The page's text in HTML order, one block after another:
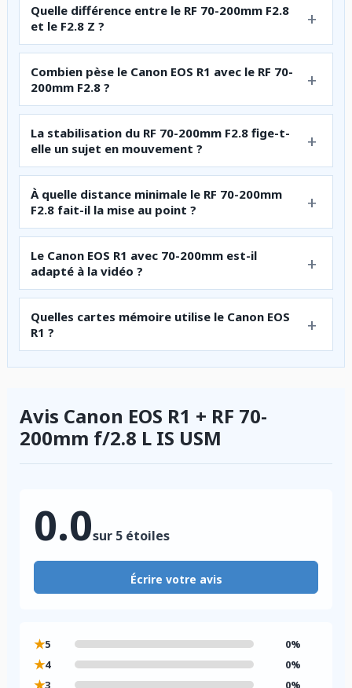
Quelle différence entre le RF 70-200mm F2.8
et le F2.8 Z ?
Combien pèse le Canon EOS R1 avec le RF 70-
200mm F2.8 ?
La stabilisation du RF 70-200mm F2.8 fige-t-
elle un sujet en mouvement ?
À quelle distance minimale le RF 70-200mm
F2.8 fait-il la mise au point ?
Le Canon EOS R1 avec 70-200mm est-il
adapté à la vidéo ?
Quelles cartes mémoire utilise le Canon EOS
R1 ?
Avis Canon EOS R1 + RF 70-
200mm f/2.8 L IS USM
0.0sur 5 étoiles
Écrire votre avis
★5 0%
★4 0%
3 0%